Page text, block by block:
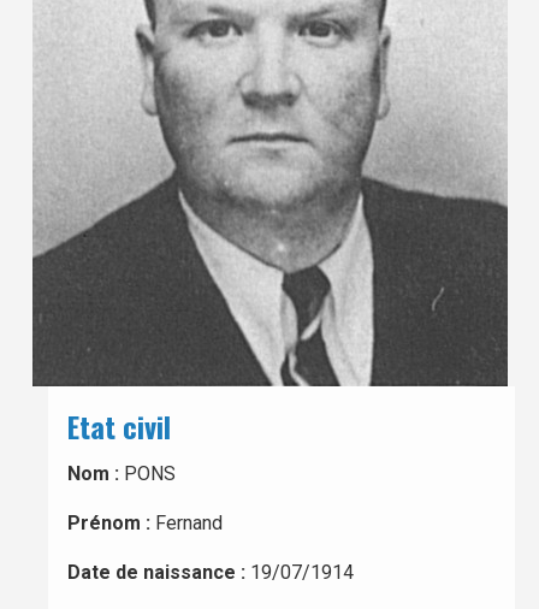
Etat civil
Nom : PONS
Prénom : Fernand
Date de naissance : 19/07/1914